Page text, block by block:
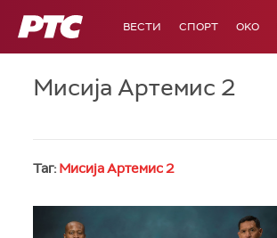
РТС ВЕСТИ СПОРТ OKO
Мисија Артемис 2
Таг: Мисија Артемис 2